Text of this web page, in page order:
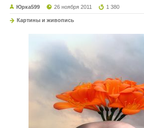
Юрка599 26 ноября 2011 1 380
Картины и живопись